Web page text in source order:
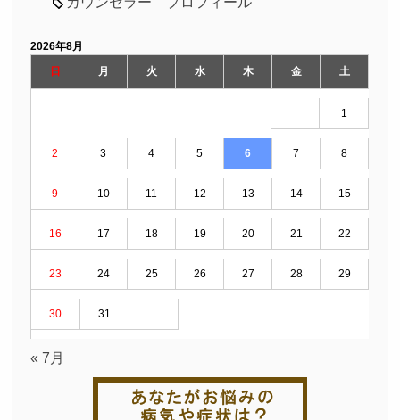
2026年8月
日
月 火 水 木 金 土
1
2 3 4 5 6 7 8
9 10 11 12 13 14 15
16 17 18 19 20 21 22
23 24 25 26 27 28 29
30 31
« 7月